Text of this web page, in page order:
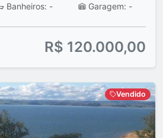
Banheiros: - Garagem: -
R$ 120.000,00
Vendido